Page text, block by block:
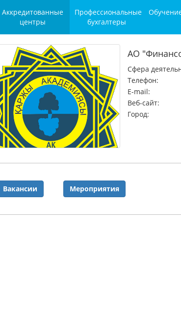
Аккредитованные
центры
Профессиональные
бухгалтеры
АО
Сфера
Телефон:
E-mail:
Веб-сайт:
Город:
Вакансии Мероприятия